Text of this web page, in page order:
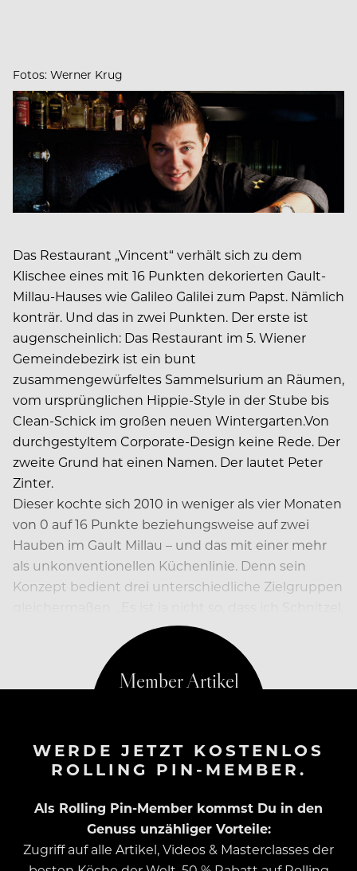
Fotos: Werner Krug
Das Restaurant „Vincent“ verhält sich zu dem
Klischee eines mit 16 Punkten dekorierten Gault-
Millau-Hauses wie Galileo Galilei zum Papst. Nämlich
konträr. Und das in zwei Punkten. Der erste ist
augenscheinlich: Das Restaurant im 5. Wiener
Gemeindebezirk ist ein bunt
zusammengewürfeltes Sammelsurium an Räumen,
vom ursprünglichen Hippie-Style in der Stube bis
Clean-Schick im großen neuen Wintergarten.Von
durchgestyltem Corporate-Design keine Rede. Der
zweite Grund hat einen Namen. Der lautet Peter
Zinter.
Dieser kochte sich 2010 in weniger als vier Monaten
von 0 auf 16 Punkte beziehungsweise auf zwei
Hauben im Gault Millau – und das mit einer mehr
als unkonventionellen Küchenlinie. Denn sein
Konzept bedient drei unterschiedliche Zielgruppen
Sushi und Salamipizza anbiete…
WERDE JETZT KOSTENLOS
ROLLING PIN-MEMBER.
Als Rolling Pin-Member kommst Du in den
Genuss unzähliger Vorteile:
Zugriff auf alle Artikel, Videos & Masterclasses der